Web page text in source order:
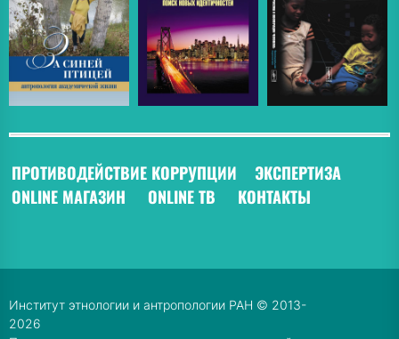
ПРОТИВОДЕЙСТВИЕ КОРРУПЦИИ ЭКСПЕРТИЗА
ONLINE МАГАЗИН
ONLINE ТВ КОНТАКТЫ
Институт этнологии и антропологии РАН © 2013-
2026